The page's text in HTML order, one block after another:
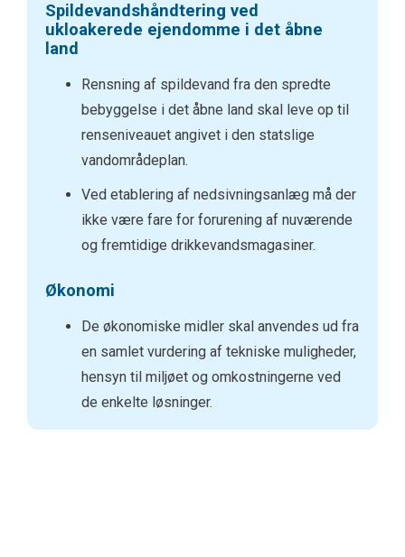
Spildevandshåndtering ved
ukloakerede ejendomme i det åbne
land
Rensning af spildevand fra den spredte
bebyggelse i det åbne land skal leve op til
renseniveauet angivet i den statslige
vandområdeplan.
Ved etablering af nedsivningsanlæg må der
ikke være fare for forurening af nuværende
og fremtidige drikkevandsmagasiner.
Økonomi
De økonomiske midler skal anvendes ud fra
en samlet vurdering af tekniske muligheder,
hensyn til miljøet og omkostningerne ved
de enkelte løsninger.